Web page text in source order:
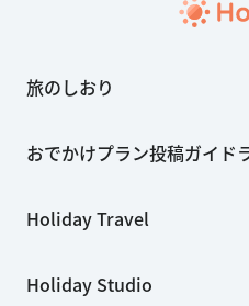
旅のしおり
おでかけプラン投稿ガイド
Holiday Travel
Holiday Studio